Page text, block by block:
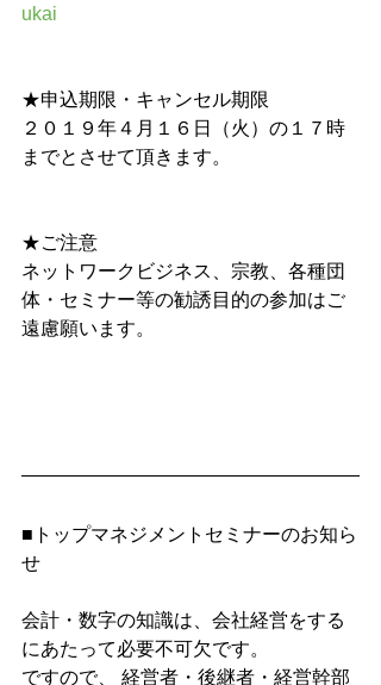
ukai
★申込期限・キャンセル期限
２０１９年４月１６日（火）の１７時
までとさせて頂きます。
★ご注意
ネットワークビジネス、宗教、各種団
体・セミナー等の勧誘目的の参加はご
遠慮願います。
■トップマネジメントセミナーのお知ら
せ
会計・数字の知識は、会社経営をする
にあたって必要不可欠です。
ですので、 経営者・後継者・経営幹部